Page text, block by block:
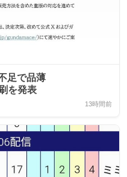
足で品薄
を発表
13時間前